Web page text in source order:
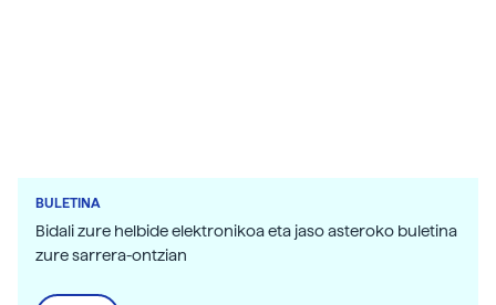
BULETINA
Bidali zure helbide elektronikoa eta jaso asteroko buletina
zure sarrera-ontzian